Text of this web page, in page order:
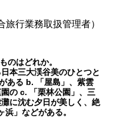
行業務取扱管理者）
のはどれか。
本三大渓谷美のひとつと
ある b. 「屋島」、紫雲
の c. 「栗林公園」、三
に沈む夕日が美しく、絶
」などがある。